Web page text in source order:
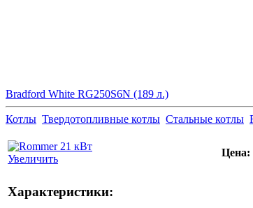
Bradford White RG250S6N (189 л.)
Котлы Твердотопливные котлы Стальные котлы
Увеличить
Цена:
Характеристики: